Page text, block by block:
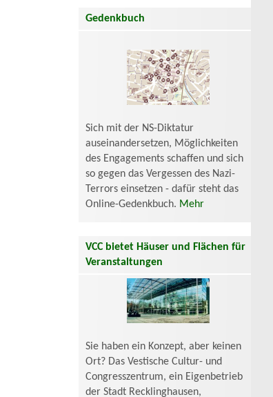
Gedenkbuch
Sich mit der NS-Diktatur
auseinandersetzen, Möglichkeiten
des Engagements schaffen und sich
so gegen das Vergessen des Nazi-
Terrors einsetzen - dafür steht das
Online-Gedenkbuch. Mehr
VCC bietet Häuser und Flächen für
Veranstaltungen
Sie haben ein Konzept, aber keinen
Ort? Das Vestische Cultur- und
Congresszentrum, ein Eigenbetrieb
der Stadt Recklinghausen,